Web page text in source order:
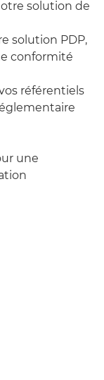
solution de
solution PDP,
conformité
référentiels
une